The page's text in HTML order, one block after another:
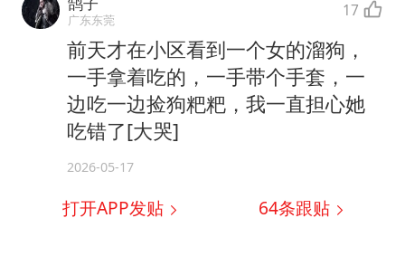
广东东莞 17
前天才在小区看到一个女的溜狗，
一手拿着吃的，一手带个手套，一
边吃一边捡狗粑粑，我一直担心她
吃错了[大哭]
2026-05-17
打开APP发贴 64条跟贴